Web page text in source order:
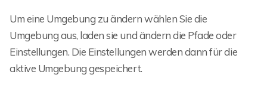
Um eine Umgebung zu ändern wählen Sie die
Umgebung aus, laden sie und ändern die Pfade oder
Einstellungen. Die Einstellungen werden dann für die
aktive Umgebung gespeichert.